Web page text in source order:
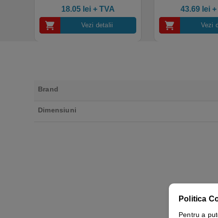
industrial, calitate premium
18.05 lei+ TVA
Vezi detalii
43.69 lei +
Vezi
Brand
Dimensiuni
Politica
Pentru a